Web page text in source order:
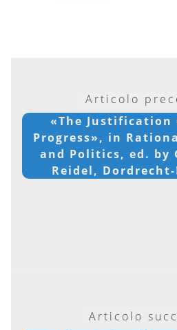
Articolo
«The Justification
Progress», in
and Politics, ed. by
Reidel,
Articolo